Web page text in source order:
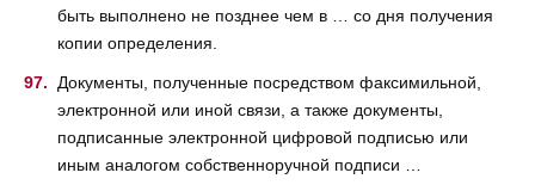
быть выполнено не позднее чем в … со дня получения
копии определения.
Документы, полученные посредством факсимильной,
электронной или иной связи, а также документы,
подписанные электронной цифровой подписью или
иным аналогом собственноручной подписи …